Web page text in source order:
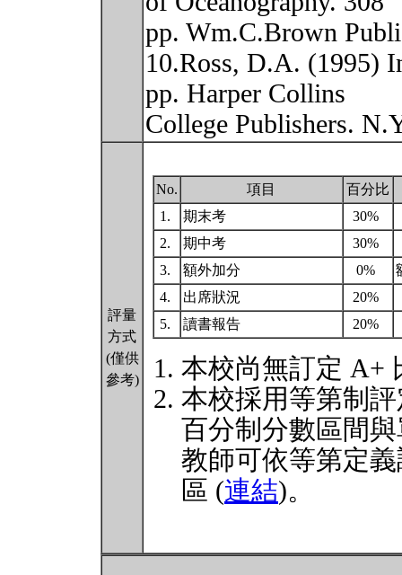
pp. Wm.C.Brown
10.Ross, D.A. (1995)
pp. Harper Collins
College Publishers.
評量
方式
(僅供
參考)
No. 項目
百分比
1.
期末考
30%
2.
期中考
30%
3.
額外加分 0%
4.
出席狀況
20%
5.
讀書報告 20%
本校尚無訂定 A+
本校採用等第制
百分制分數區間
教師可依等第定
區 (連結)。